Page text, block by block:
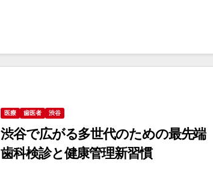
医療 歯医者 渋谷
渋谷で広がる多世代のための最先端
歯科検診と健康管理新習慣